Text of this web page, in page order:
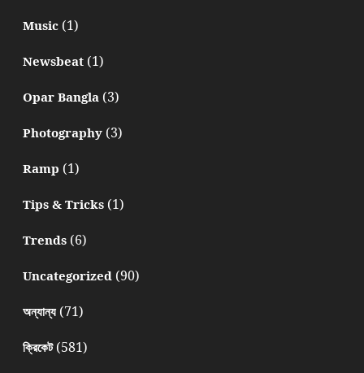
Music(1)
Newsbeat(1)
Opar Bangla(3)
Photography(3)
Ramp (1)
Tips & Tricks(1)
Trends(6)
Uncategorized(90)
অন্যান্য(71)
ক্রিকেট(581)